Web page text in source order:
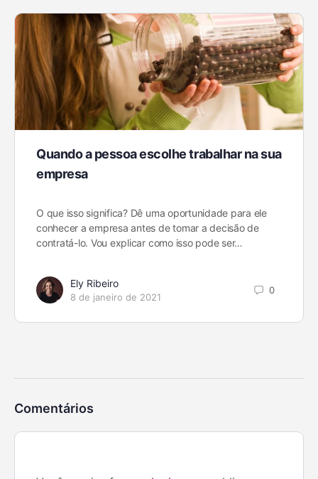
Quando a pessoa escolhe trabalhar na sua
empresa
O que isso significa? Dê uma oportunidade para ele
conhecer a empresa antes de tomar a decisão de
contratá-lo. Vou explicar como isso pode ser…
Ely Ribeiro
8 de janeiro de 2021
0
Comentários